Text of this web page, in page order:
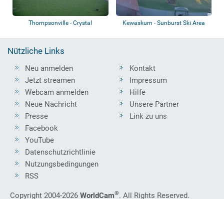
Thompsonville - Crystal
Kewaskum - Sunburst Ski Area
Nützliche Links
Neu anmelden
Jetzt streamen
Webcam anmelden
Neue Nachricht
Presse
Kontakt
Impressum
Hilfe
Unsere Partner
Link zu uns
Facebook
YouTube
Datenschutzrichtlinie
Nutzungsbedingungen
RSS
Copyright 2004-2026 WorldCam®. All Rights Reserved.